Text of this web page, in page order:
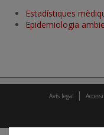
Estadístiques
Epidemiologia
Avís legal